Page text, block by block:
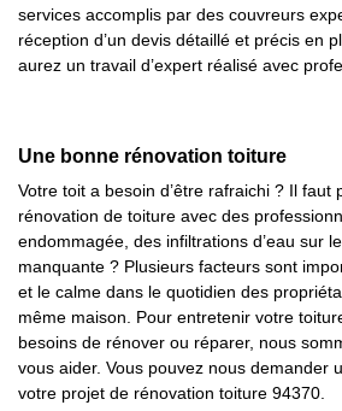
services accomplis par des couvreurs
réception d’un devis détaillé et précis en
aurez un travail d’expert réalisé avec
Une bonne rénovation toiture
Votre toit a besoin d’être rafraichi ? Il faut
rénovation de toiture avec des
endommagée, des infiltrations d’eau sur
manquante ? Plusieurs facteurs sont
et le calme dans le quotidien des
même maison. Pour entretenir votre
besoins de rénover ou réparer, nous
vous aider. Vous pouvez nous demander
votre projet de rénovation toiture 94370.